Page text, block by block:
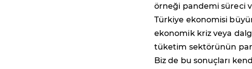
örneği pandemi süreci
Türkiye ekonomisi
ekonomik kriz veya
tüketim sektörünün
Biz de bu sonuçları